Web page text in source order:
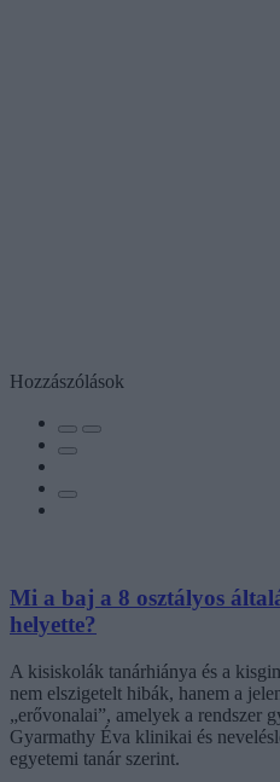
Hozzászólások
Mi a baj a 8 osztályos
helyette?
A kisiskolák tanárhiánya és a
nem elszigetelt hibák, hanem a
„erővonalai”, amelyek a rendszer
Gyarmathy Éva klinikai és
egyetemi tanár szerint.